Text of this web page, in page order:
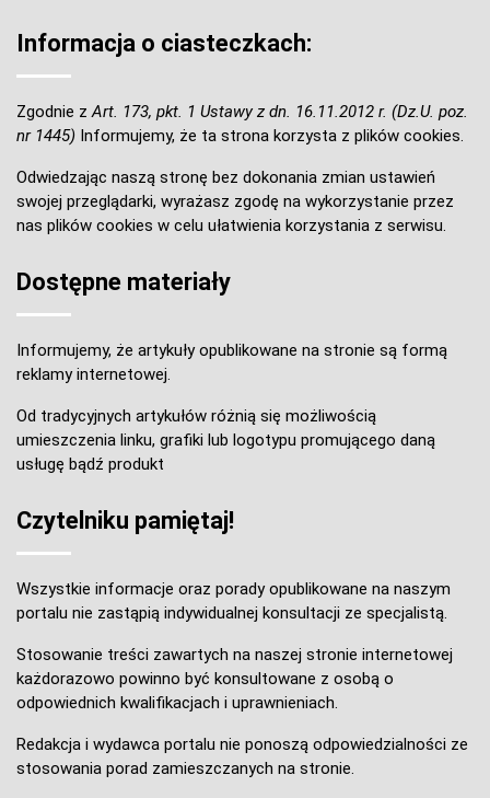
Informacja o ciasteczkach:
Zgodnie zArt. 173, pkt. 1 Ustawy z dn. 16.11.2012 r. (Dz.U. poz.
nr 1445) Informujemy, że ta strona korzysta z plików cookies.
Odwiedzając naszą stronę bez dokonania zmian ustawień
swojej przeglądarki, wyrażasz zgodę na wykorzystanie przez
nas plików cookies w celu ułatwienia korzystania z serwisu.
Dostępne materiały
Informujemy, że artykuły opublikowane na stronie są formą
reklamy internetowej.
Od tradycyjnych artykułów różnią się możliwością
umieszczenia linku, grafiki lub logotypu promującego daną
usługę bądź produkt
Czytelniku pamiętaj!
Wszystkie informacje oraz porady opublikowane na naszym
portalu nie zastąpią indywidualnej konsultacji ze specjalistą.
Stosowanie treści zawartych na naszej stronie internetowej
każdorazowo powinno być konsultowane z osobą o
odpowiednich kwalifikacjach i uprawnieniach.
Redakcja i wydawca portalu nie ponoszą odpowiedzialności ze
stosowania porad zamieszczanych na stronie.